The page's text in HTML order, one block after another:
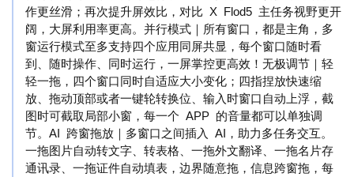
作更丝滑；再次提升屏效比，对比 X Flod5 主任务视野更开
阔，大屏利用率更高。并行模式｜所有窗口，都是主角，多
窗运行模式至多支持四个应用同屏共显，每个窗口随时看
到、随时操作、同时运行，一屏掌控更高效！无极调节｜轻
轻一拖，四个窗口同时自适应大小变化；四指捏放快速缩
放、拖动顶部或者一键轮转换位、输入时窗口自动上浮，截
图时可截取局部小窗，每一个 APP 的音量都可以单独调
节。AI 跨窗拖放｜多窗口之间插入 AI，助力多任务交互。
一拖图片自动转文字、转表格、一拖外文翻译、一拖名片存
通讯录、一拖证件自动填表，边界随意拖，信息跨窗拖，每